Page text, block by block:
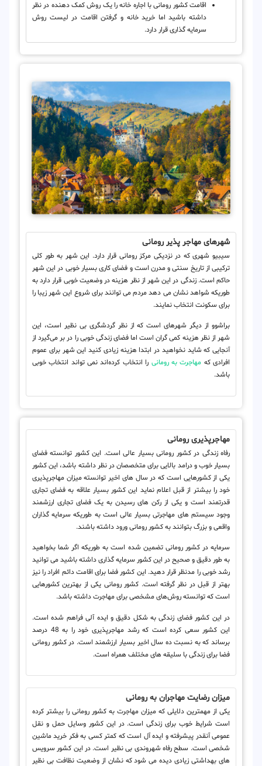
اقامت کشور رومانی با اجاره خانه را یک روش کمک دهنده در نظر
داشته باشید اما خرید خانه و گرفتن اقامت در لیست روش
سرمایه گذاری قرار دارد.
شهرهای مهاجر پذیر رومانی
سیبیو شهری که در نزدیکی مرکز رومانی قرار دارد. این شهر به طور کلی
ترکیبی از تاریخ سنتی و مدرن است و فضای کاری بسیار خوبی در این شهر
حاکم است. زندگی در این شهر از نظر هزینه در وضعیت خوبی قرار دارد به
طوریکه شواهد نشان می دهد مردم می توانند برای شروع این شهر زیبا را
برای سکونت انتخاب نمایند.
براشوو از دیگر شهرهای است که از نظر گردشگری بی نظیر است، این
شهر از نظر هزینه کمی گران است اما فضای زندگی خوبی را در بر می‌گیرد از
آنجایی که شاید نخواهید در ابتدا هزینه زیادی کنید این شهر برای عموم
افرادی که مهاجرت به رومانی را انتخاب کرده‌اند نمی تواند انتخاب خوبی
باشد.
مهاجرپذیری رومانی
رفاه زندگی در کشور رومانی بسیار عالی است. این کشور توانسته فضای
بسیار خوب و درامد بالایی برای متخصصان در نظر داشته باشد، این کشور
یکی از کشورهایی است که در سال های اخیر توانسته میزان مهاجرپذیری
خود را بیشتر از قبل اعلام نماید این کشور بسیار علاقه به فضای تجاری
قدرتمند است و یکی از رکن های رسیدن به یک فضای تجاری ارزشمند
وجود سیستم های مهاجرتی بسیار عالی است به طوریکه سرمایه گذاران
واقعی و بزرگ بتوانند به کشور رومانی ورود داشته باشند.
سرمایه در کشور رومانی تضمین شده است به طوریکه اگر شما بخواهید
به طور دقیق و صحیح در این کشور سرمایه گذاری داشته باشید می توانید
رشد خوبی را مدنظر قرار دهید. این کشور فضا برای اقامت دائم افراد را نیز
بهتر از قبل در نظر گرفته است. کشور رومانی یکی از بهترین کشورهایی
است که توانسته روش‌های مشخصی برای مهاجرت داشته باشد.
در این کشور فضای زندگی به شکل دقیق و ایده آلی فراهم شده است.
این کشور سعی کرده است که رشد مهاجرپذیری خود را به 48 درصد
برساند که به نسبت ده سال اخیر بسیار ارزشمند است. در کشور رومانی
فضا برای زندگی با سلیقه های مختلف همراه است.
میزان رضایت مهاجران به رومانی
یکی از مهمترین دلایلی که میزان مهاجرت به کشور رومانی را بیشتر کرده
است شرایط خوب برای زندگی است. در این کشور وسایل حمل و نقل
عمومی آنقدر پیشرفته و ایده آل است که کمتر کسی به فکر خرید ماشین
شخصی است. سطح رفاه شهروندی بی نظیر است. در این کشور سرویس
های بهداشتی زیادی دیده می شود که نشان از وضعیت نظافت بی نظیر